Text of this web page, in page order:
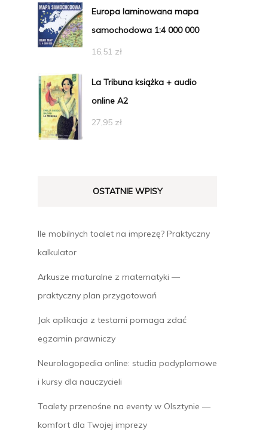
Europa laminowana mapa
samochodowa 1:4 000 000
16,51 zł
La Tribuna książka + audio
online A2
27,95 zł
OSTATNIE WPISY
Ile mobilnych toalet na imprezę? Praktyczny
kalkulator
Arkusze maturalne z matematyki —
praktyczny plan przygotowań
Jak aplikacja z testami pomaga zdać
egzamin prawniczy
Neurologopedia online: studia podyplomowe
i kursy dla nauczycieli
Toalety przenośne na eventy w Olsztynie —
komfort dla Twojej imprezy